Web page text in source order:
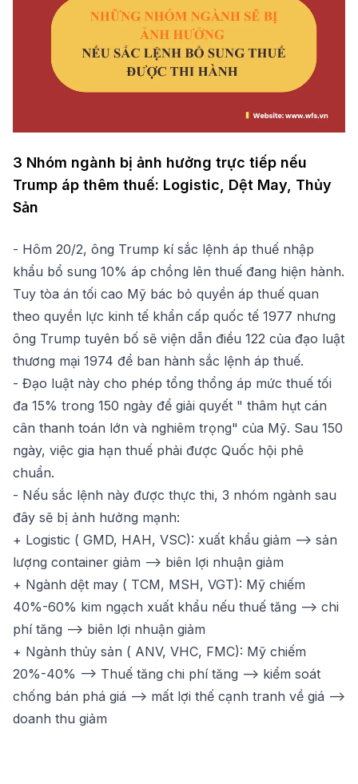
3 Nhóm ngành bị ảnh hưởng trực tiếp nếu
Trump áp thêm thuế: Logistic, Dệt May, Thủy
Sản
- Hôm 20/2, ông Trump kí sắc lệnh áp thuế nhập
khẩu bổ sung 10% áp chồng lên thuế đang hiện hành.
Tuy tòa án tối cao Mỹ bác bỏ quyền áp thuế quan
theo quyền lực kinh tế khẩn cấp quốc tế 1977 nhưng
ông Trump tuyên bố sẽ viện dẫn điều 122 của đạo luật
thương mại 1974 để ban hành sắc lệnh áp thuế.
- Đạo luật này cho phép tổng thổng áp mức thuế tối
đa 15% trong 150 ngày để giải quyết " thâm hụt cán
cân thanh toán lớn và nghiêm trọng" của Mỹ. Sau 150
ngày, việc gia hạn thuế phải được Quốc hội phê
chuẩn.
- Nếu sắc lệnh này được thực thi, 3 nhóm ngành sau
đây sẽ bị ảnh hưởng mạnh:
+ Logistic ( GMD, HAH, VSC): xuất khẩu giảm --> sản
lượng container giảm --> biên lợi nhuận giảm
+ Ngành dệt may ( TCM, MSH, VGT): Mỹ chiếm
40%-60% kim ngạch xuất khẩu nếu thuế tăng --> chi
phí tăng --> biên lợi nhuận giảm
+ Ngành thủy sản ( ANV, VHC, FMC): Mỹ chiếm
20%-40% --> Thuế tăng chi phí tăng --> kiểm soát
chống bán phá giá --> mất lợi thế cạnh tranh về giá -->
doanh thu giảm